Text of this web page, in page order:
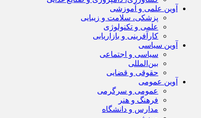
آوین علمی و آموزشی
پزشکی، سلامت و زیبایی
علمی و تکنولوژی
کارآفرینی و بازاریابی
آوین سیاسی
سیاسی و اجتماعی
بین‌المللی
حقوقی و قضایی
آوین عمومی
عمومی و سرگرمی
فرهنگ و هنر
مدارس و دانشگاه